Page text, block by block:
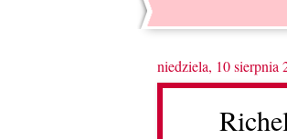
niedziela, 10 sierpnia